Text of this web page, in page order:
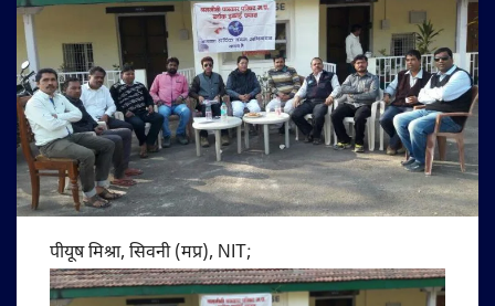
पीयूष मिश्रा, सिवनी (मप्र), NIT; ​